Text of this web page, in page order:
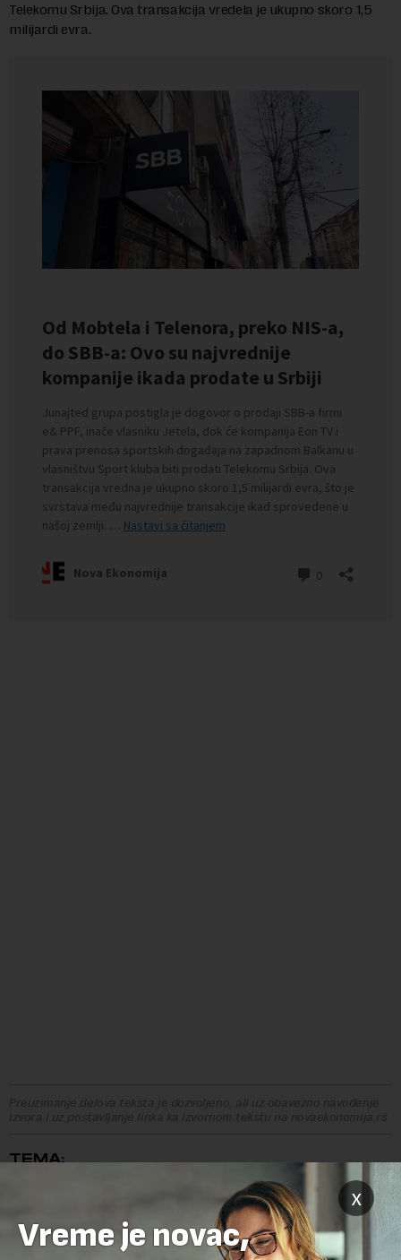
Telekomu Srbija. Ova transakcija vredela je ukupno skoro 1,5
milijardi evra.
Preuzimanje delova teksta je dozvoljeno, ali uz obavezno navođenje
izvora i uz postavljanje linka ka izvornom tekstu na novaekonomija.rs
TEMA:
JUNAJTED GRUPA x
Vreme je novac,